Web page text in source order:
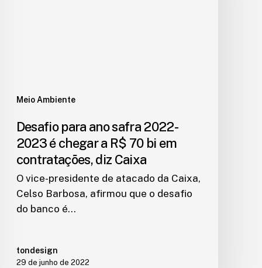
Meio Ambiente
Desafio para ano safra 2022-
2023 é chegar a R$ 70 bi em
contratações, diz Caixa
O vice-presidente de atacado da Caixa,
Celso Barbosa, afirmou que o desafio
do banco é…
tondesign
29 de junho de 2022